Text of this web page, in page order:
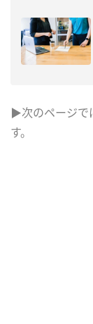
▶次のページで
す。